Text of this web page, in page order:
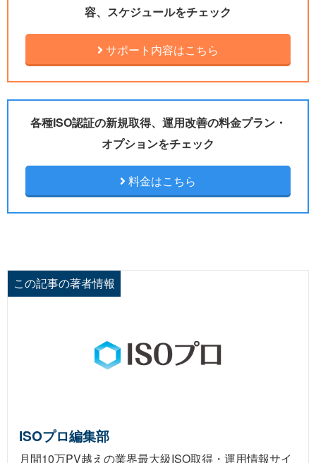
容、スケジュールをチェック
サポート内容はこちら
各種ISO認証の新規取得、運用改善の料金プラン・
オプションをチェック
料金はこちら
この記事の著者情報
ISOプロ編集部
月間10万PV越えの業界最大級ISO取得・運用情報サイ